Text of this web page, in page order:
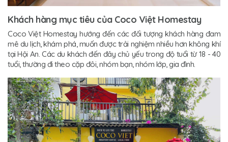
Khách hàng mục tiêu của Coco Việt Homestay
Coco Việt Homestay hướng đến các đối tượng khách hàng đam
mê du lịch, khám phá, muốn được trải nghiệm nhiều hơn không khí
tại Hội An. Các du khách đến đây chủ yếu trong độ tuổi từ 18 - 40
tuổi, thường đi theo cặp đôi, nhóm bạn, nhóm lớp, gia đình.